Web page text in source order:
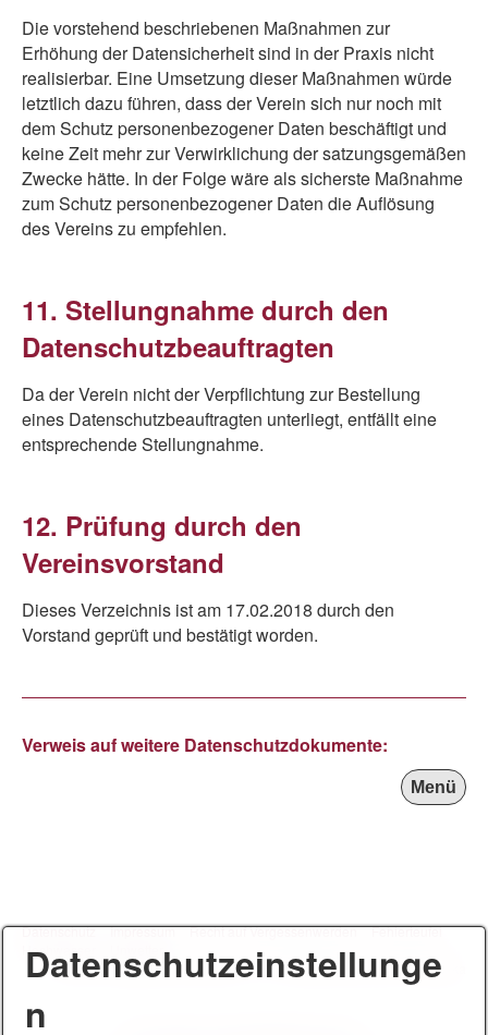
Die vorstehend beschriebenen Maßnahmen zur
Erhöhung der Datensicherheit sind in der Praxis nicht
realisierbar. Eine Umsetzung dieser Maßnahmen würde
letztlich dazu führen, dass der Verein sich nur noch mit
dem Schutz personenbezogener Daten beschäftigt und
keine Zeit mehr zur Verwirklichung der satzungsgemäßen
Zwecke hätte. In der Folge wäre als sicherste Maßnahme
zum Schutz personenbezogener Daten die Auflösung
des Vereins zu empfehlen.
11. Stellungnahme durch den
Datenschutzbeauftragten
Da der Verein nicht der Verpflichtung zur Bestellung
eines Datenschutzbeauftragten unterliegt, entfällt eine
entsprechende Stellungnahme.
12. Prüfung durch den
Vereinsvorstand
Dieses Verzeichnis ist am 17.02.2018 durch den
Vorstand geprüft und bestätigt worden.
Verweis auf weitere Datenschutzdokumente:
Menü
Datenschutz Impressum Recht auf Vergessenwerden
Fehlerteufel
Hochwasser
© 2014 - 2026 SFV Feuerblume e. V. & Karate Dojo Kuroda Yoshitaka
Datenschutzeinstellunge
n